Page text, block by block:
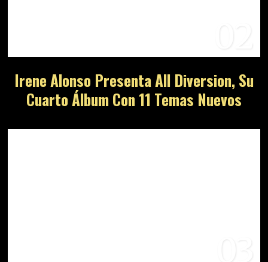
Irene Alonso Presenta All Diversion, Su
Cuarto Álbum Con 11 Temas Nuevos